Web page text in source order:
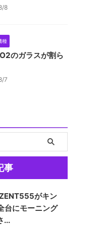
8
種
のガラスが割ら
7
事
がキン
台にモーニング
...